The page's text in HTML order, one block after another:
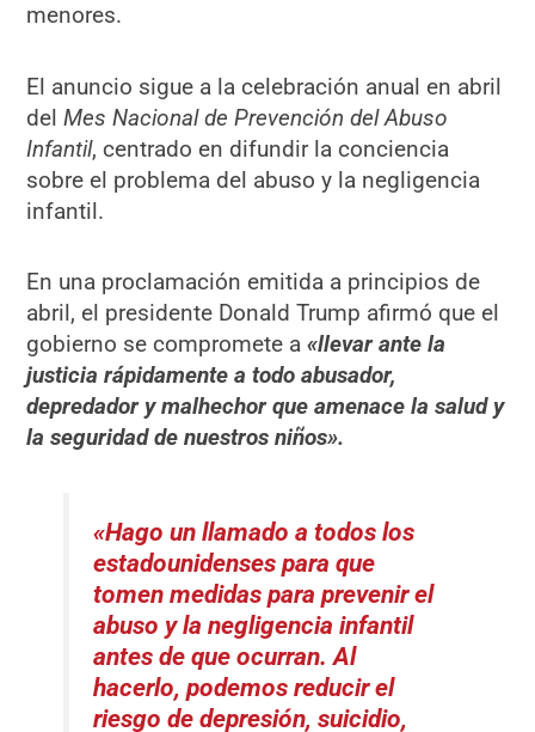
menores.
El anuncio sigue a la celebración anual en abril
delMes Nacional de Prevención del Abuso
Infantil, centrado en difundir la conciencia
sobre el problema del abuso y la negligencia
infantil.
En una proclamación emitida a principios de
abril, el presidente Donald Trump afirmó que el
gobierno se compromete a«llevar ante la
justicia rápidamente a todo abusador,
depredador y malhechor que amenace la salud y
la seguridad de nuestros niños».
«Hago un llamado a todos los
estadounidenses para que
tomen medidas para prevenir el
abuso y la negligencia infantil
antes de que ocurran. Al
hacerlo, podemos reducir el
riesgo de depresión, suicidio,